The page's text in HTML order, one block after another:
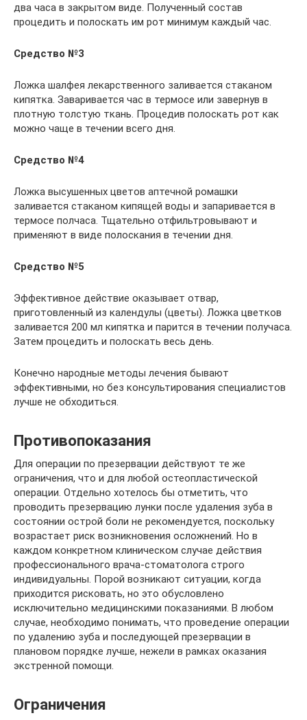
два часа в закрытом виде. Полученный состав
процедить и полоскать им рот минимум каждый час.
Средство №3
Ложка шалфея лекарственного заливается стаканом
кипятка. Заваривается час в термосе или завернув в
плотную толстую ткань. Процедив полоскать рот как
можно чаще в течении всего дня.
Средство №4
Ложка высушенных цветов аптечной ромашки
заливается стаканом кипящей воды и запаривается в
термосе полчаса. Тщательно отфильтровывают и
применяют в виде полоскания в течении дня.
Средство №5
Эффективное действие оказывает отвар,
приготовленный из календулы (цветы). Ложка цветков
заливается 200 мл кипятка и парится в течении получаса.
Затем процедить и полоскать весь день.
Конечно народные методы лечения бывают
эффективными, но без консультирования специалистов
лучше не обходиться.
Противопоказания
Для операции по презервации действуют те же
ограничения, что и для любой остеопластической
операции. Отдельно хотелось бы отметить, что
проводить презервацию лунки после удаления зуба в
состоянии острой боли не рекомендуется, поскольку
возрастает риск возникновения осложнений. Но в
каждом конкретном клиническом случае действия
профессионального врача-стоматолога строго
индивидуальны. Порой возникают ситуации, когда
приходится рисковать, но это обусловлено
исключительно медицинскими показаниями. В любом
случае, необходимо понимать, что проведение операции
по удалению зуба и последующей презервации в
плановом порядке лучше, нежели в рамках оказания
экстренной помощи.
Ограничения